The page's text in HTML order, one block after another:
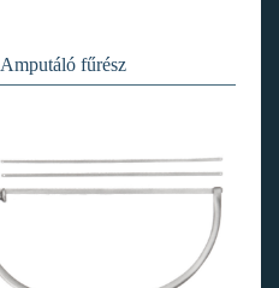
Amputáló fűrész